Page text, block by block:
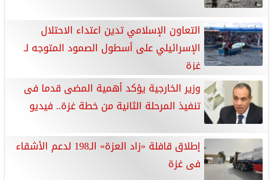
التعاون الإسلامي تدين اعتداء الاحتلال
الإسرائيلي على أسطول الصمود المتوجه لـ
غزة
وزير الخارجية يؤكد أهمية المضى قدما فى
تنفيذ المرحلة الثانية من خطة غزة.. فيديو
إطلاق قافلة «زاد العزة» الـ198 لدعم الأشقاء
فى غزة